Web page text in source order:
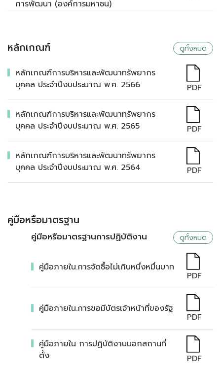
การพัฒนา (องค์การมหาชน)
หลักเกณฑ์ ดูทั้งหมด
หลักเกณฑ์การบริหารและพัฒนาทรัพยากร
บุคคล ประจำปีงบประมาณ พ.ศ. 2566
PDF
หลักเกณฑ์การบริหารและพัฒนาทรัพยากร
บุคคล ประจำปีงบประมาณ พ.ศ. 2565
PDF
หลักเกณฑ์การบริหารและพัฒนาทรัพยากร
บุคคล ประจำปีงบประมาณ พ.ศ. 2564
PDF
คู่มือหรือมาตรฐาน
คู่มือหรือมาตรฐานการปฏิบัติงาน ดูทั้งหมด
คู่มือภายใน.การจัดซื้อไม่เกินหนึ่งหมื่นบาท
PDF
คู่มือภายใน.การขอมีบัตรเจ้าหน้าที่ของรัฐ
PDF
คู่มือภายใน การปฏิบัติงานนอกสถานที่
ตั้ง
PDF